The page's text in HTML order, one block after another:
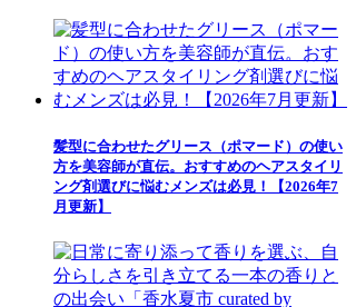
髪型に合わせたグリース（ポマード）の使い
方を美容師が直伝。おすすめのヘアスタイリ
ング剤選びに悩むメンズは必見！【2026年7
月更新】